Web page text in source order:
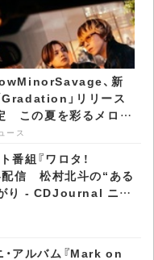
、新
Gradation」リリース
この夏を彩るメロウ
曲 - CDJournal ニュ
ース
番組『ワロタ！
信 松村北斗の“ある
り - CDJournal ニュ
アルバム『Mark on